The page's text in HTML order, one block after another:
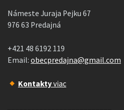
Námeste Juraja Pejku 67
976 63 Predajná
+421 48 6192 119
Email: obecpredajna@gmail.com
Kontaktyviac